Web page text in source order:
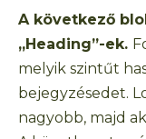
A következő
„Heading”-ek.
melyik szintűt
bejegyzésedet.
nagyobb, majd